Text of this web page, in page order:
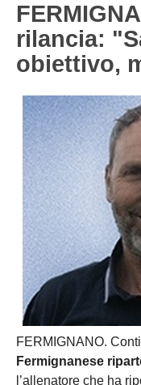
rilancia:
obiettivo,
FERMIGNANO.
Fermignanese
l’allenatore che ha